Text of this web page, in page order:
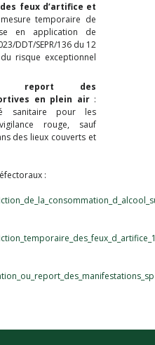
feux d’artifice et
temporaire de
en application de
DDT/SEPR/136 du 12
risque exceptionnel
report des
en plein air:
sanitaire pour les
rouge, sauf
des lieux couverts et
: